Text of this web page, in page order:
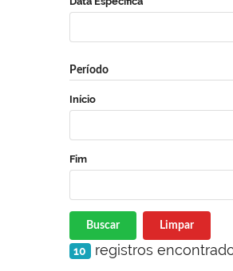
Período
Início
Fim
Buscar Limpar
10 registros